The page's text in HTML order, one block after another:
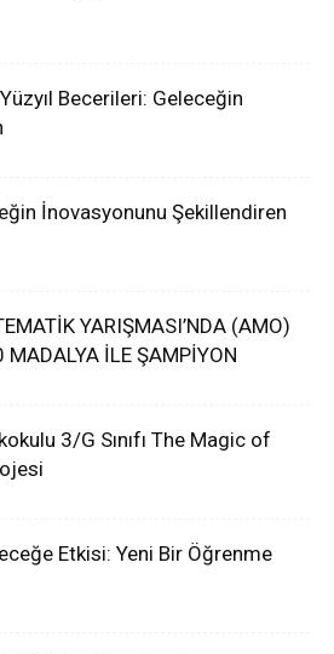
Becerileri: Geleceğin
İnovasyonunu Şekillendiren
YARIŞMASI’NDA (AMO)
MADALYA İLE ŞAMPİYON
3/G Sınıfı The Magic of
Etkisi: Yeni Bir Öğrenme